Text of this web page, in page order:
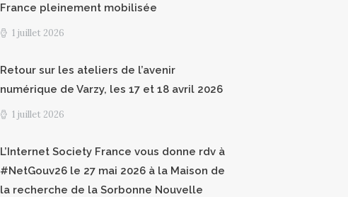
France pleinement mobilisée
1 juillet 2026
Retour sur les ateliers de l’avenir
numérique de Varzy, les 17 et 18 avril 2026
1 juillet 2026
L’Internet Society France vous donne rdv à
#NetGouv26 le 27 mai 2026 à la Maison de
la recherche de la Sorbonne Nouvelle